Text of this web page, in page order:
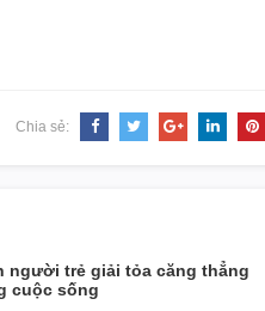
Chia sẻ:
người trẻ giải tỏa căng thẳng
cuộc sống